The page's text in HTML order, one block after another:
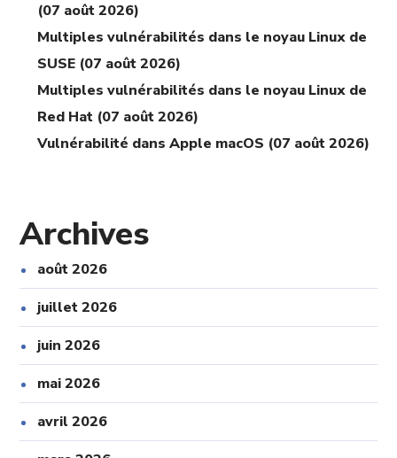
(07 août 2026)
Multiples vulnérabilités dans le noyau Linux de
SUSE (07 août 2026)
Multiples vulnérabilités dans le noyau Linux de
Red Hat (07 août 2026)
Vulnérabilité dans Apple macOS (07 août 2026)
Archives
août 2026
juillet 2026
juin 2026
mai 2026
avril 2026